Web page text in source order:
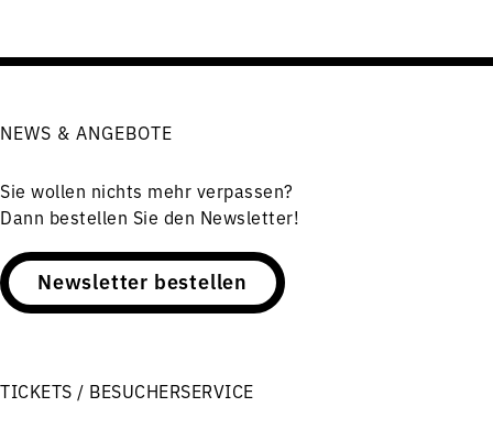
NEWS & ANGEBOTE
Sie wollen nichts mehr verpassen?
Dann bestellen Sie den Newsletter!
Newsletter bestellen
TICKETS / BESUCHERSERVICE